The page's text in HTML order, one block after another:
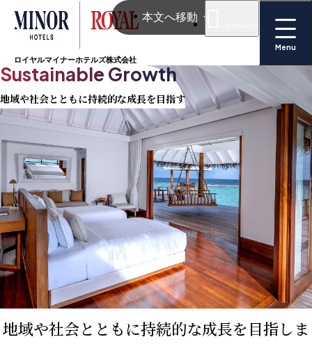
本文へ移動
ロイヤルマイナーホテルズ株式会社
お問い合わせ
Menu
Sustainable Growth
地域や社会とともに持続的な成長を目指す
ロイヤルマイナーホテルズは
地域や社会とともに持続的な成長を目指しま